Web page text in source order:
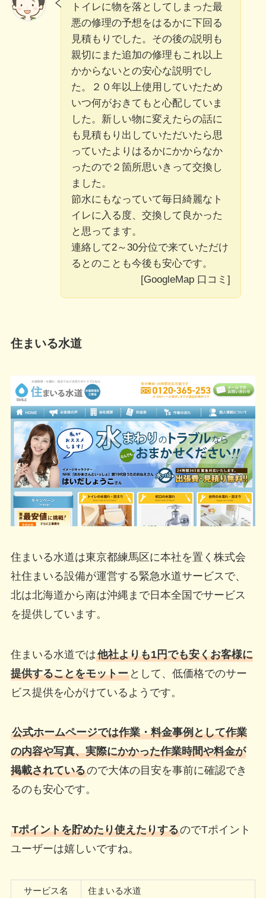
トイレに物を落としてしまった最
悪の修理の予想をはるかに下回る
見積もりでした。その後の説明も
親切にまた追加の修理もこれ以上
かからないとの安心な説明でし
た。２０年以上使用していたため
いつ何がおきてもと心配していま
した。新しい物に変えたらの話に
も見積もり出していただいたら思
っていたよりはるかにかからなか
ったので２箇所思いきって交換し
ました。
節水にもなっていて毎日綺麗なト
イレに入る度、交換して良かった
と思ってます。
連絡して2～30分位で来ていただけ
るとのことも今後も安心です。
[GoogleMap 口コミ]
住まいる水道
住まいる水道は東京都練馬区に本社を置く株式会
社住まいる設備が運営する緊急水道サービスで、
北は北海道から南は沖縄まで日本全国でサービス
を提供しています。
住まいる水道では他社よりも1円でも安くお客様に
提供することをモットーとして、低価格でのサー
ビス提供を心がけているようです。
公式ホームページでは作業・料金事例として作業
の内容や写真、実際にかかった作業時間や料金が
掲載されているので大体の目安を事前に確認でき
るのも安心です。
Tポイントを貯めたり使えたりするのでTポイント
ユーザーは嬉しいですね。
サービス名 住まいる水道